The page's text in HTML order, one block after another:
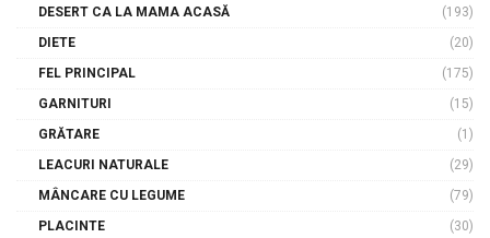
DESERT CA LA MAMA ACASĂ
(193)
DIETE
(20)
FEL PRINCIPAL
(175)
GARNITURI
(15)
GRĂTARE
(1)
LEACURI NATURALE
(29)
MÂNCARE CU LEGUME
(79)
PLACINTE
(30)